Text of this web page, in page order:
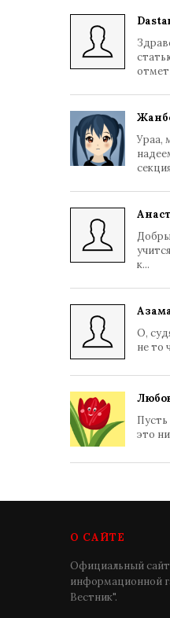
Ураа,
к...
О,
не то
Пусть
это
О САЙТЕ
Официальный
информационной
Вестник".